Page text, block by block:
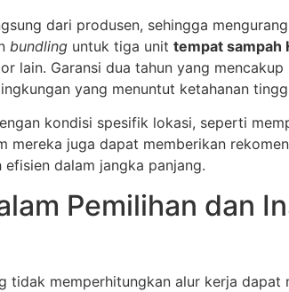
dari produsen, sehingga
bundling untuk tiga unit tempat sampah
lain. Garansi dua tahun yang
yang menuntut ketahanan
kondisi spesifik lokasi, seperti
juga dapat memberikan
dalam jangka panjang.
Pemilihan dan
tidak memperhitungkan alur kerja